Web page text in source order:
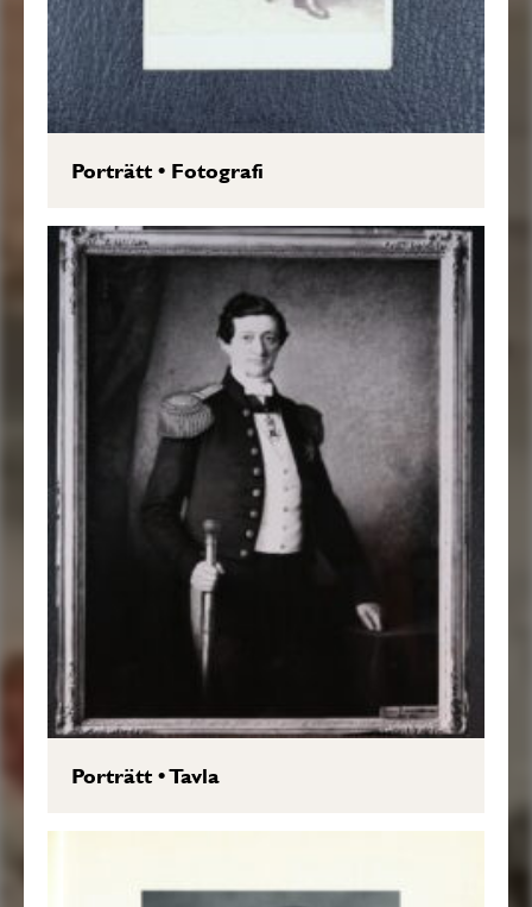
Porträtt• Fotografi
Porträtt•Tavla